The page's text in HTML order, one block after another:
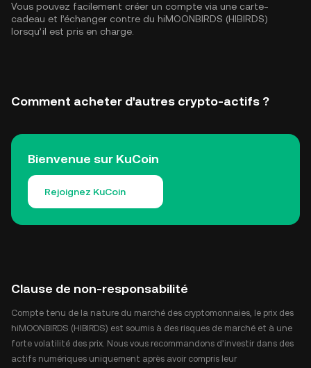
Vous pouvez facilement créer un compte via une carte-
cadeau et l’échanger contre du hiMOONBIRDS (HIBIRDS)
lorsqu’il est pris en charge.
Comment acheter d'autres crypto-actifs ?
Bienvenue sur KuCoin
Rejoignez KuCoin
Clause de non-responsabilité
Compte tenu de la nature du marché des cryptomonnaies, le prix des
hiMOONBIRDS (HIBIRDS) est soumis à des risques de marché et à une
forte volatilité des prix. Nous vous recommandons d'investir dans des
actifs numériques uniquement après avoir compris leur